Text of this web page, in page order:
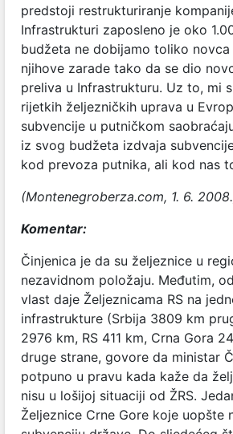
predstoji restrukturiranje
Infrastrukturi zaposleno je oko
budžeta ne dobijamo toliko
njihove zarade tako da se dio
preliva u Infrastrukturu. Uz to, mi
rijetkih željezničkih uprava u
subvencije u putničkom
iz svog budžeta izdvaja
kod prevoza putnika, ali kod nas
(Montenegroberza.com, 1. 6.
Komentar:
Činjenica je da su željeznice u
nezavidnom položaju. Međutim,
vlast daje Željeznicama RS na
infrastrukture (Srbija 3809 km
2976 km, RS 411 km, Crna Gora
druge strane, govore da ministar
potpuno u pravu kada kaže da
nisu u lošijoj situaciji od ŽRS.
Željeznice Crne Gore koje uopšte